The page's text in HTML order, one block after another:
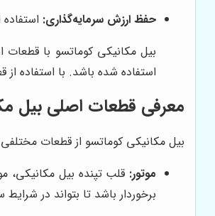
حفظ ارزش سرمایه‌گذاری:
بیل مکانیکی کوماتسو با
استفاده شده باشد. با استفاده
معرفی قطعات اصلی بیل
بیل مکانیکی کوماتسو از قطعات
موتور: قلب تپنده بیل مکانیکی،
برخوردار باشد تا بتواند در